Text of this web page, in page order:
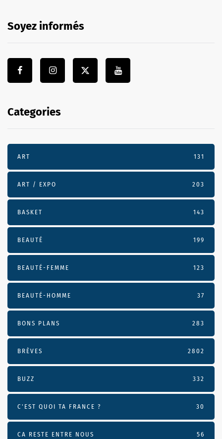
Soyez informés
Categories
ART 131
ART / EXPO 203
BASKET 143
BEAUTÉ 199
BEAUTÉ-FEMME 123
BEAUTÉ-HOMME 37
BONS PLANS 283
BRÈVES 2802
BUZZ 332
C'EST QUOI TA FRANCE ? 30
CA RESTE ENTRE NOUS 56